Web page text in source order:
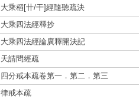
大乘稻[卄/干]經隨聽疏決
大乘四法經釋抄
大乘四法經論廣釋開決記
天請問經疏
四分戒本疏卷第一．第二．第三
律戒本疏